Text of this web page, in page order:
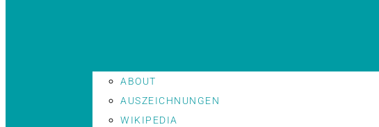
ABOUT
AUSZEICHNUNGEN
WIKIPEDIA